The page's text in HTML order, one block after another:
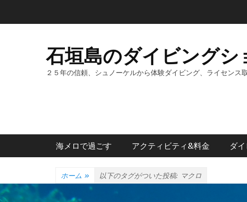
石垣島のダイビング
２５年の信頼、シュノーケルから体験ダイビング、ライセン
メインメニュー
海メロで過ごす アクティビティ&料金 ダ
ホーム » 以下のタグがついた投稿: マクロ